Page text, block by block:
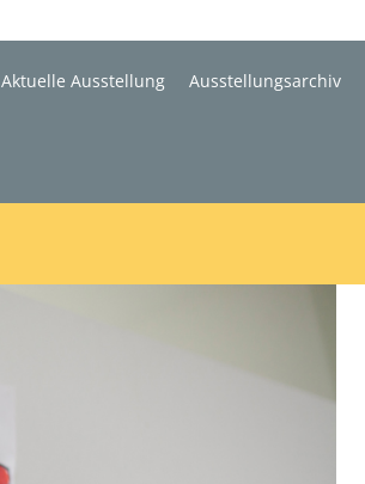
Aktuelle Ausstellung Ausstellungsarchiv